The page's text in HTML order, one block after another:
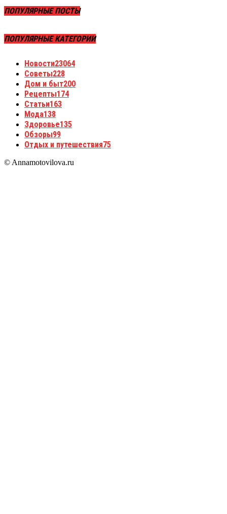
ПОПУЛЯРНЫЕ ПОСТЫ
ПОПУЛЯРНЫЕ КАТЕГОРИИ
Новости23064
Советы228
Дом и быт200
Рецепты174
Статьи163
Мода138
Здоровье135
Обзоры99
Отдых и путешествия75
© Annamotovilova.ru